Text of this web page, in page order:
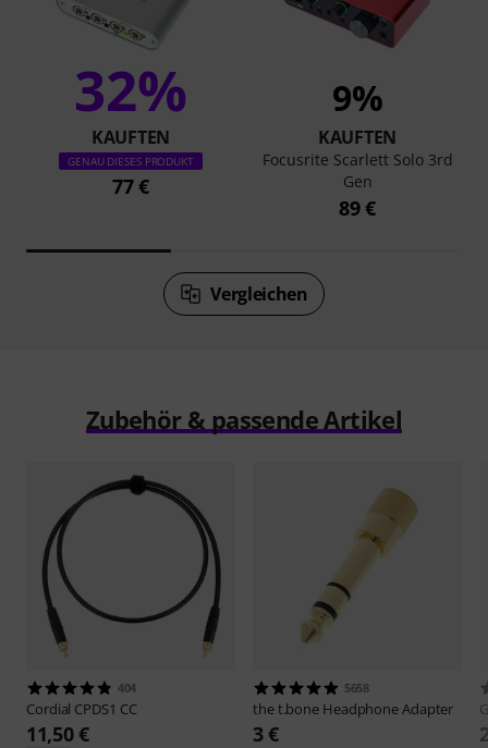
32%
KAUFTEN
GENAU DIESES PRODUKT
77 €
9%
KAUFTEN
Focusrite Scarlett Solo 3rd
Gen
89 €
Vergleichen
Zubehör & passende Artikel
404
Cordial CPDS1 CC
11,50 €
5658
the t.bone Headphone Adapter
3 €